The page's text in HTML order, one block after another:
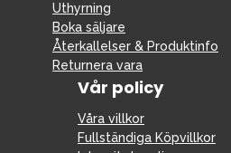
Uthyrning
Boka säljare
Återkallelser & Produktinfo
Returnera vara
Vår policy
Våra villkor
Fullständiga Köpvillkor